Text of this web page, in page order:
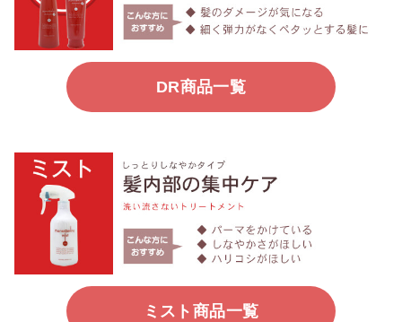
DR商品一覧
ミスト商品一覧